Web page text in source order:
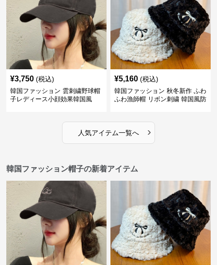
¥3,750 (税込)
韓国ファッション 雲刺繍野球帽
子レディース小顔効果韓国風
¥5,160 (税込)
韓国ファッション 秋冬新作 ふわ
ふわ漁師帽 リボン刺繍 韓国風防
人気アイテム一覧へ ›
韓国ファッション帽子の新着アイテム